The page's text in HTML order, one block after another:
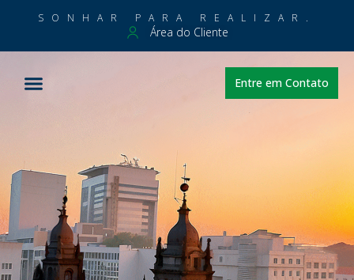
SONHAR PARA REALIZAR.
Área do Cliente
Entre em Contato